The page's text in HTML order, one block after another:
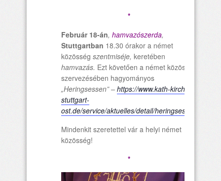
*
Február 18-án, hamvazószerda,
Stuttgartban 18.30 órakor a német
közösség szentmiséje, keretében
hamvazás. Ezt követően a német közösség
szervezésében hagyományos
„Heringsessen” – https://www.kath-kirche-
stuttgart-
ost.de/service/aktuelles/detail/heringsessen
Mindenkit szeretettel vár a helyi német
közösség!
*